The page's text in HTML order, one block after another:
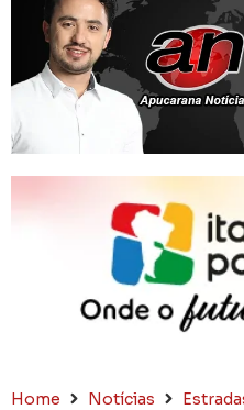
Home Notícias